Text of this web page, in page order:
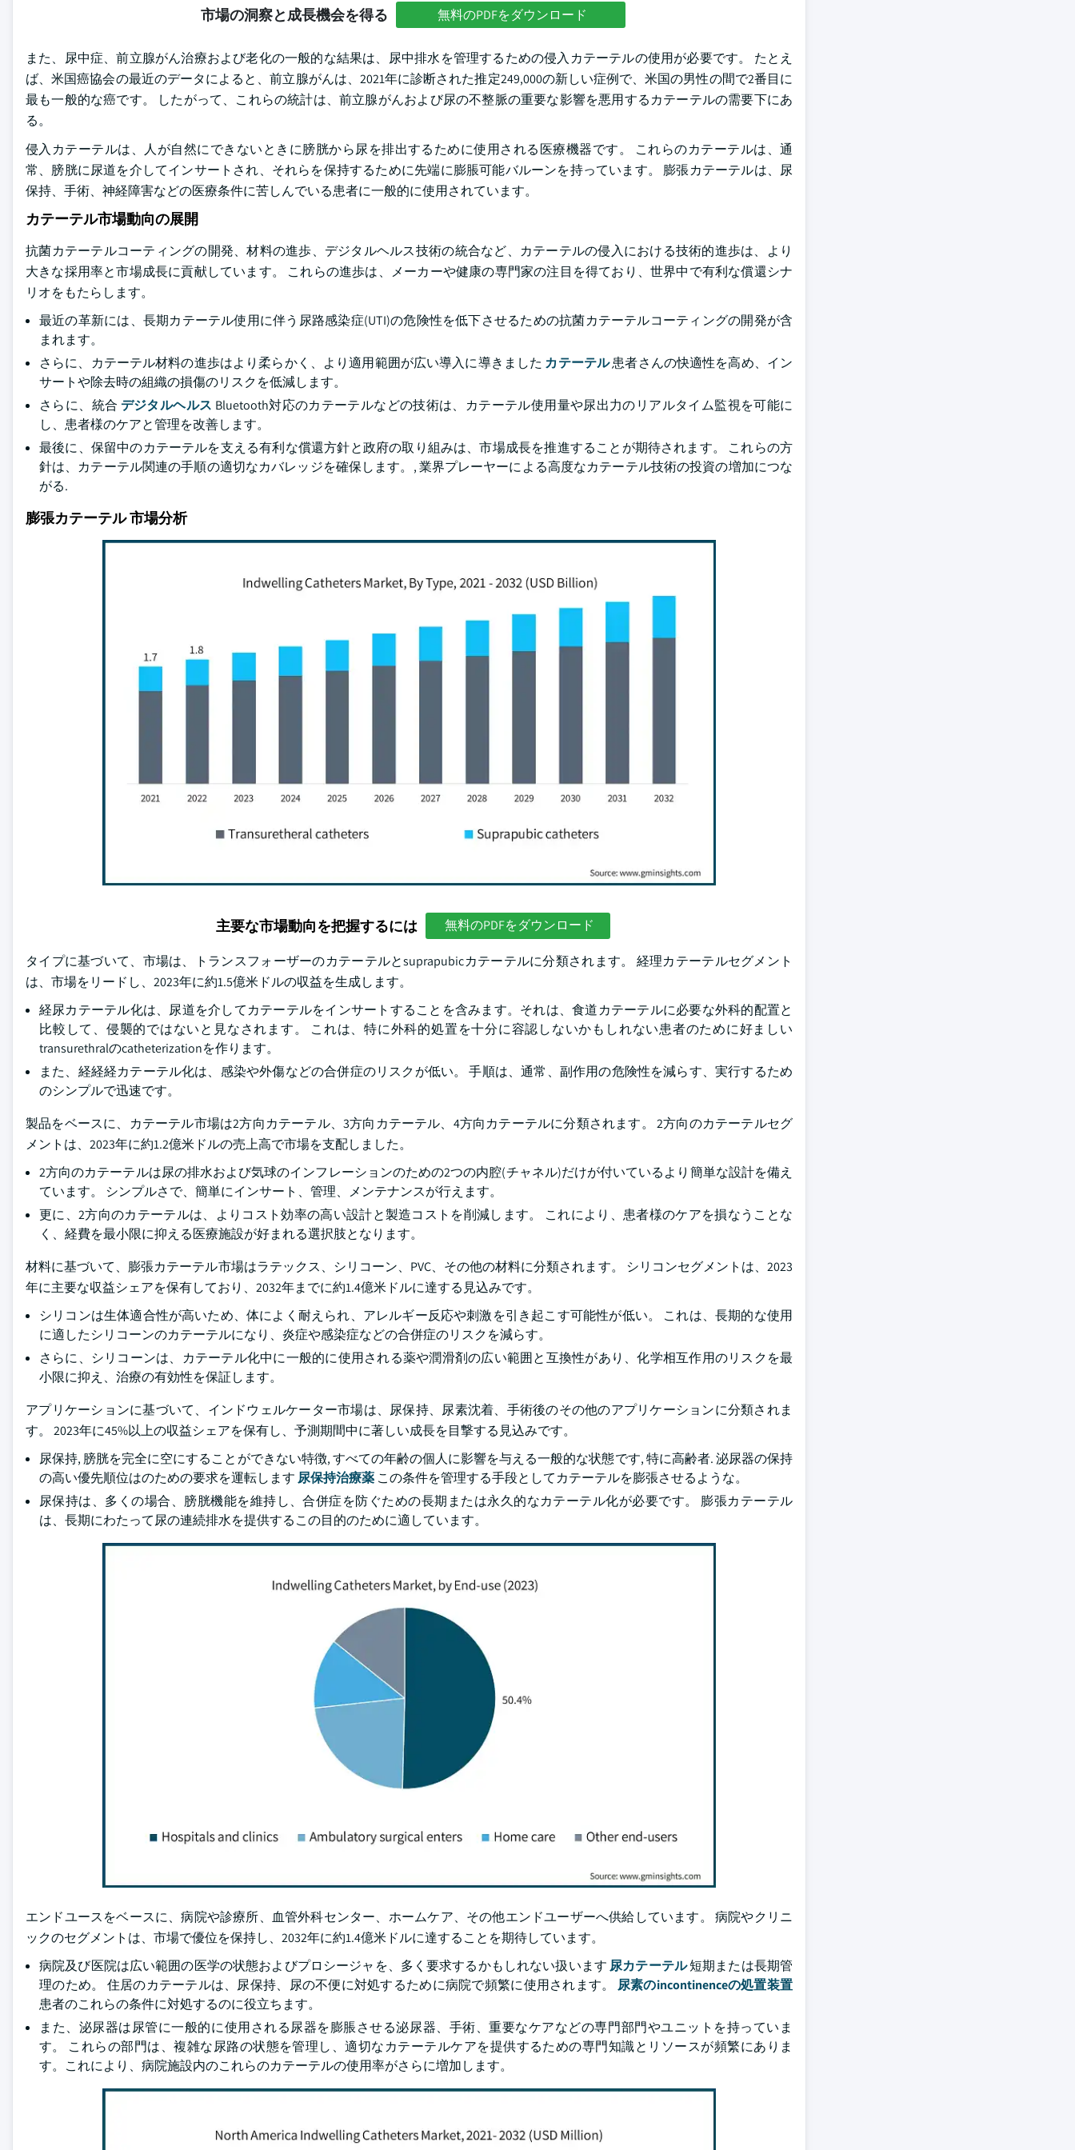
市場の洞察と成長機会を得る 無料のPDFをダウンロード
また、尿中症、前立腺がん治療および老化の一般的な結果は、尿中排水を管理するための侵入カテーテルの使用が必要です。 たとえ
ば、米国癌協会の最近のデータによると、前立腺がんは、2021年に診断された推定249,000の新しい症例で、米国の男性の間で2番目に
最も一般的な癌です。 したがって、これらの統計は、前立腺がんおよび尿の不整脈の重要な影響を悪用するカテーテルの需要下にあ
る。
侵入カテーテルは、人が自然にできないときに膀胱から尿を排出するために使用される医療機器です。 これらのカテーテルは、通
常、膀胱に尿道を介してインサートされ、それらを保持するために先端に膨脹可能バルーンを持っています。 膨張カテーテルは、尿
保持、手術、神経障害などの医療条件に苦しんでいる患者に一般的に使用されています。
カテーテル市場動向の展開
抗菌カテーテルコーティングの開発、材料の進歩、デジタルヘルス技術の統合など、カテーテルの侵入における技術的進歩は、より
大きな採用率と市場成長に貢献しています。 これらの進歩は、メーカーや健康の専門家の注目を得ており、世界中で有利な償還シナ
リオをもたらします。
最近の革新には、長期カテーテル使用に伴う尿路感染症(UTI)の危険性を低下させるための抗菌カテーテルコーティングの開発が含
まれます。
さらに、カテーテル材料の進歩はより柔らかく、より適用範囲が広い導入に導きました カテーテル患者さんの快適性を高め、イン
サートや除去時の組織の損傷のリスクを低減します。
さらに、統合 デジタルヘルス Bluetooth対応のカテーテルなどの技術は、カテーテル使用量や尿出力のリアルタイム監視を可能に
し、患者様のケアと管理を改善します。
最後に、保留中のカテーテルを支える有利な償還方針と政府の取り組みは、市場成長を推進することが期待されます。 これらの方
針は、カテーテル関連の手順の適切なカバレッジを確保します。, 業界プレーヤーによる高度なカテーテル技術の投資の増加につな
がる.
膨張カテーテル 市場分析
主要な市場動向を把握するには 無料のPDFをダウンロード
タイプに基づいて、市場は、トランスフォーザーのカテーテルとsuprapubicカテーテルに分類されます。 経理カテーテルセグメント
は、市場をリードし、2023年に約1.5億米ドルの収益を生成します。
経尿カテーテル化は、尿道を介してカテーテルをインサートすることを含みます。それは、食道カテーテルに必要な外科的配置と
比較して、侵襲的ではないと見なされます。 これは、特に外科的処置を十分に容認しないかもしれない患者のために好ましい
transurethralのcatheterizationを作ります。
また、経経経カテーテル化は、感染や外傷などの合併症のリスクが低い。 手順は、通常、副作用の危険性を減らす、実行するため
のシンプルで迅速です。
製品をベースに、カテーテル市場は2方向カテーテル、3方向カテーテル、4方向カテーテルに分類されます。 2方向のカテーテルセグ
メントは、2023年に約1.2億米ドルの売上高で市場を支配しました。
2方向のカテーテルは尿の排水および気球のインフレーションのための2つの内腔(チャネル)だけが付いているより簡単な設計を備え
ています。 シンプルさで、簡単にインサート、管理、メンテナンスが行えます。
更に、2方向のカテーテルは、よりコスト効率の高い設計と製造コストを削減します。 これにより、患者様のケアを損なうことな
く、経費を最小限に抑える医療施設が好まれる選択肢となります。
材料に基づいて、膨張カテーテル市場はラテックス、シリコーン、PVC、その他の材料に分類されます。 シリコンセグメントは、2023
年に主要な収益シェアを保有しており、2032年までに約1.4億米ドルに達する見込みです。
シリコンは生体適合性が高いため、体によく耐えられ、アレルギー反応や刺激を引き起こす可能性が低い。 これは、長期的な使用
に適したシリコーンのカテーテルになり、炎症や感染症などの合併症のリスクを減らす。
さらに、シリコーンは、カテーテル化中に一般的に使用される薬や潤滑剤の広い範囲と互換性があり、化学相互作用のリスクを最
小限に抑え、治療の有効性を保証します。
アプリケーションに基づいて、インドウェルケーター市場は、尿保持、尿素沈着、手術後のその他のアプリケーションに分類されま
す。 2023年に45%以上の収益シェアを保有し、予測期間中に著しい成長を目撃する見込みです。
尿保持, 膀胱を完全に空にすることができない特徴, すべての年齢の個人に影響を与える一般的な状態です, 特に高齢者. 泌尿器の保持
の高い優先順位はのための要求を運転します 尿保持治療薬 この条件を管理する手段としてカテーテルを膨張させるような。
尿保持は、多くの場合、膀胱機能を維持し、合併症を防ぐための長期または永久的なカテーテル化が必要です。 膨張カテーテル
は、長期にわたって尿の連続排水を提供するこの目的のために適しています。
エンドユースをベースに、病院や診療所、血管外科センター、ホームケア、その他エンドユーザーへ供給しています。 病院やクリニ
ックのセグメントは、市場で優位を保持し、2032年に約1.4億米ドルに達することを期待しています。
病院及び医院は広い範囲の医学の状態およびプロシージャを、多く要求するかもしれない扱います 尿カテーテル短期または長期管
理のため。 住居のカテーテルは、尿保持、尿の不便に対処するために病院で頻繁に使用されます。 尿素のincontinenceの処置装置
患者のこれらの条件に対処するのに役立ちます。
また、泌尿器は尿管に一般的に使用される尿器を膨脹させる泌尿器、手術、重要なケアなどの専門部門やユニットを持っていま
す。 これらの部門は、複雑な尿路の状態を管理し、適切なカテーテルケアを提供するための専門知識とリソースが頻繁にありま
す。これにより、病院施設内のこれらのカテーテルの使用率がさらに増加します。